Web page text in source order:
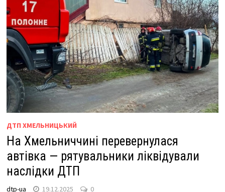
ДТП ХМЕЛЬНИЦЬКИЙ
На Хмельниччині перевернулася
автівка — рятувальники ліквідували
наслідки ДТП
dtp-ua 19.12.2025 0